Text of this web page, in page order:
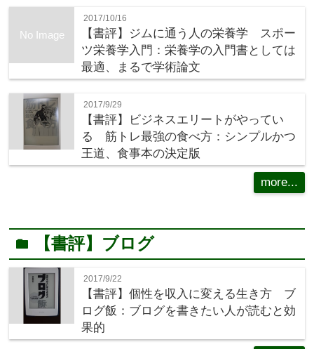
No Image
2017/10/16
【書評】ジムに通う人の栄養学 スポー
ツ栄養学入門：栄養学の入門書としては
最適、まるで学術論文
2017/9/29
【書評】ビジネスエリートがやってい
る 筋トレ最強の食べ方：シンプルかつ
王道、食事本の決定版
more...
folder 【書評】ブログ
2017/9/22
【書評】個性を収入に変える生き方 ブ
ログ飯：ブログを書きたい人が読むと効
果的